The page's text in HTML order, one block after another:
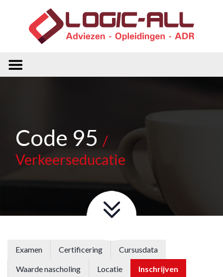
Code 95 /
Verkeerseducatie
Examen Certificering Cursusdata
Waarde nascholing Locatie Inschrijven